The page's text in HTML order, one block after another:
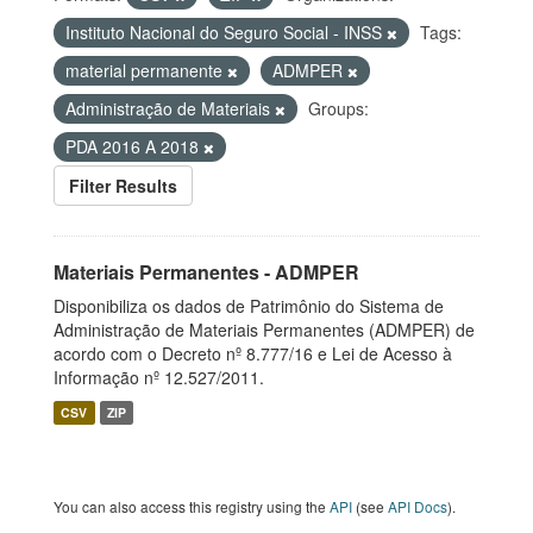
Instituto Nacional do Seguro Social - INSS
Tags:
material permanente
ADMPER
Administração de Materiais
Groups:
PDA 2016 A 2018
Filter Results
Materiais Permanentes - ADMPER
Disponibiliza os dados de Patrimônio do Sistema de
Administração de Materiais Permanentes (ADMPER) de
acordo com o Decreto nº 8.777/16 e Lei de Acesso à
Informação nº 12.527/2011.
CSV ZIP
You can also access this registry using the API (see API Docs).